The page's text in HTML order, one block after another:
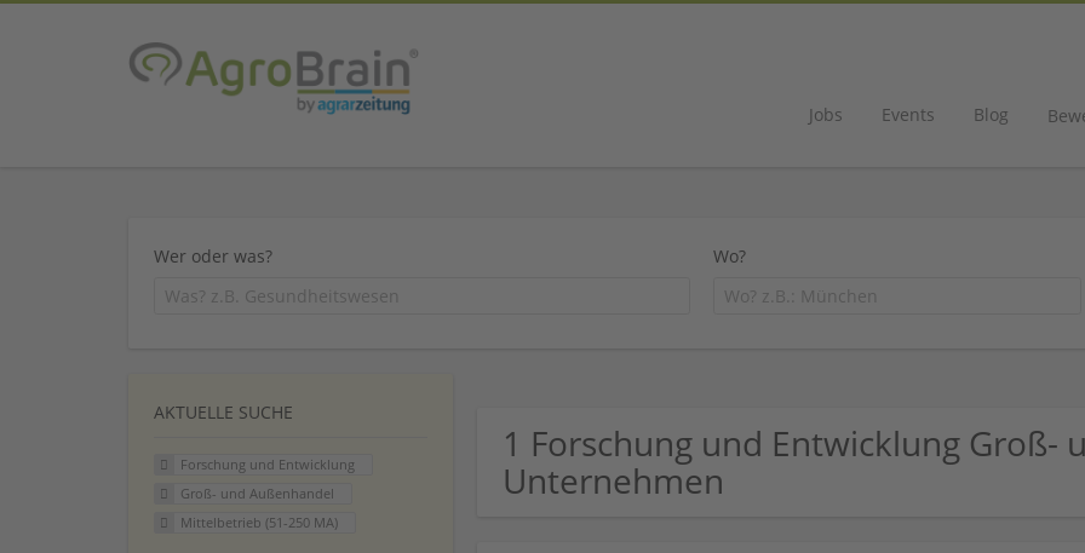
Jobs Events Blog
Wer oder was? Wo?
1 Forschung und Entwicklung Groß-
Unternehmen
AKTUELLE SUCHE
Forschung und Entwicklung
Groß- und Außenhandel
Mittelbetrieb (51-250 MA)